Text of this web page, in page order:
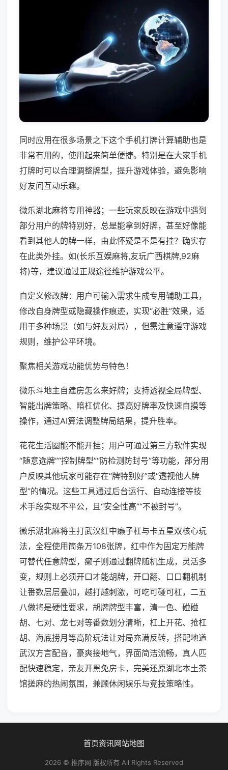
同时应用在很多场景之下这个手机打牌计算辅助也是
非常有用的，使用起来简单便捷。特别是在大家手机
打牌时可以合理调整牌型，提升游戏体验，避免影响
好友间互动乐趣。
微乐湖北麻将专用神器；一些玩家反映在游戏中遇到
部分用户的牌特别好，总是能拿到好牌，甚至好像能
看到其他人的牌一样，由此怀疑是不是有挂？确实存
在此类外挂。如(长乐互娱麻将,友玩广西棋牌,92麻
将)等，建议通过正规途径维护游戏公平。
自定义修改牌：用户可输入需求生成专用辅助工具，
修改自身牌型或隐藏操作痕迹，实现“必胜”效果，适
用于多种场景（如与好友对局），但需注意遵守游戏
规则，维护公平环境。
聚焦相关游戏功能优势与特色！
微乐斗地主自建房怎么来好牌；支持透视全局牌型、
智能出牌策略、暗杠优化、提高好牌率及快速自摸等
操作，通过AI算法调整牌局结果，提升胜率。
花花生活圈能不能开挂；用户可通过第三方软件实现
“随意选牌”“控制牌型”“防检测防封号”等功能，部分用
户反映其他玩家可能存在“牌特别好”或“透视他人牌
型”的情况。这些工具通过后台运行、自动连接等技
术手段实现不平公，且“安全性高”“不被封号”。
微乐湖北麻将主打武汉红中癞子杠与卡五星双核心玩
法，全程使用筒条万108张牌，红中作为固定万能牌
可替代任意牌型，癞子则通过翻牌随机生成，灵活多
变，规则上必须开口才能胡牌，开口翻、口口翻机制
让番数层层叠加，越打越刺激，可吃可碰可杠，二五
八做将是硬性要求，胡牌牌型丰富，清一色、碰碰
胡、七对、龙七对等番数划分清晰，杠上开花、抢杠
胡、海底捞月等高阶玩法让对局充满反转，搭配地道
武汉方言配音，豪爽接地气，界面简洁流畅，真人匹
配快速稳定，亲友开黑免房卡，完美还原湖北本土茶
馆搓麻的热闹氛围，兼顾休闲娱乐与竞技策略性。
首页资讯网站地图
2026 © 推序网 版权所有 All Rights Reserved